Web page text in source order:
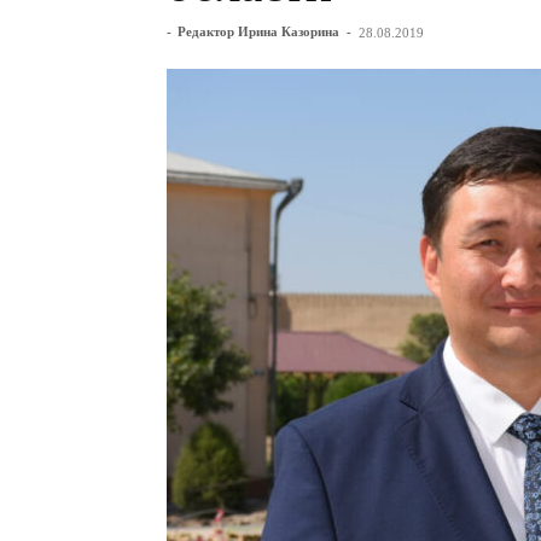
- Редактор Ирина Казорина - 28.08.2019